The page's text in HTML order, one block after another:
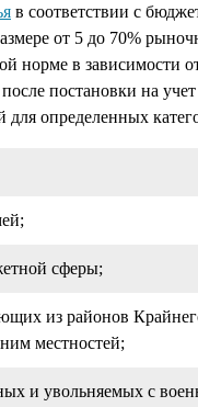
в соответствии с
от 5 до 70%
норме в зависимости
постановки на
определенных
сферы;
из районов
местностей;
и увольняемых с